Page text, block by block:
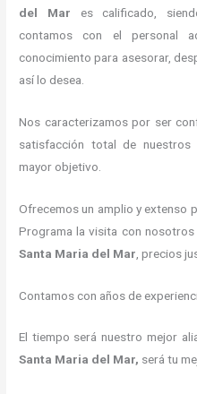
del Mar es calificado,
contamos con el personal
conocimiento para asesorar,
así lo desea.
Nos caracterizamos por ser
satisfacción total de nuestros
mayor objetivo.
Ofrecemos un amplio y extenso
Programa la visita con
Santa Maria del Mar , precios
Contamos con años de
El tiempo será nuestro mejor
Santa Maria del Mar, será tu